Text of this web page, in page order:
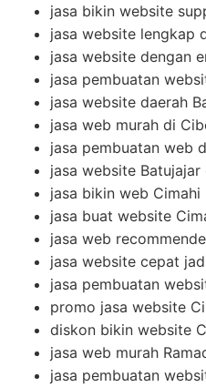
jasa bikin website
jasa website lengkap
jasa website dengan
jasa pembuatan
jasa website daerah
jasa web murah di
jasa pembuatan web
jasa website Batujajar
jasa bikin web Cimahi
jasa buat website
jasa web
jasa website cepat
jasa pembuatan
promo jasa website
diskon bikin website
jasa web murah
jasa pembuatan